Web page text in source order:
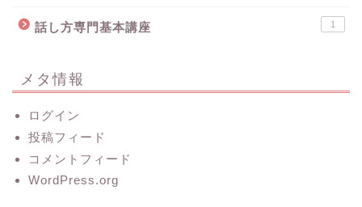
話し方専門基本講座 1
メタ情報
ログイン
投稿フィード
コメントフィード
WordPress.org